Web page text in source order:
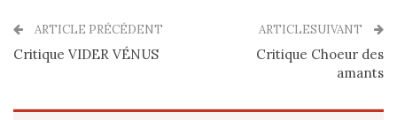
ARTICLE PRÉCÉDENT
Critique VIDER VÉNUS
ARTICLESUIVANT
Critique Choeur des
amants